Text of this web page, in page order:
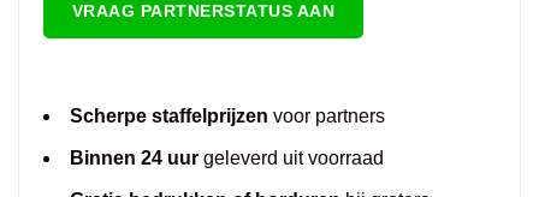
VRAAG PARTNERSTATUS AAN
Scherpe staffelprijzen voor partners
Binnen 24 uurgeleverd uit voorraad